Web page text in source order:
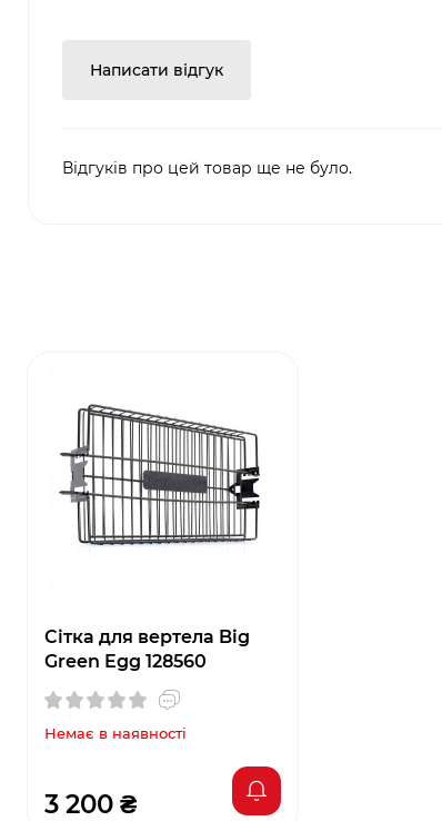
Написати відгук
Відгуків про цей товар ще не було.
Сітка для вертела Big
Green Egg 128560
Немає в наявності
3 200 ₴